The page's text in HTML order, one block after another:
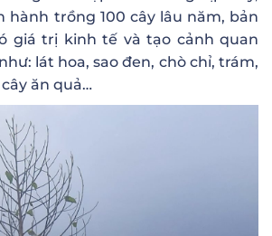
hành trồng 100 cây lâu năm, bản
giá trị kinh tế và tạo cảnh quan
lát hoa, sao đen, chò chỉ, trám,
ăn quả…